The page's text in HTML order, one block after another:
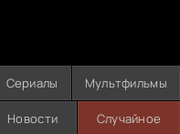
Сериалы Мультфильмы
Новости Случайное